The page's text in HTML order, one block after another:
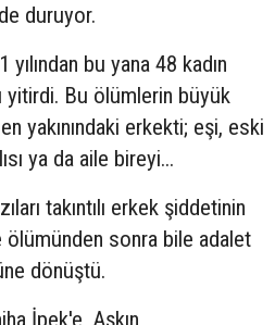
duruyor.
yılından bu yana 48 kadın
yitirdi. Bu ölümlerin büyük
yakınındaki erkekti; eşi, eski
ya da aile bireyi...
takıntılı erkek şiddetinin
sonra bile adalet
dönüştü.
İpek'e, Aşkın